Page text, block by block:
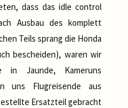
dass das idle control
Ausbau des komplett
Teils sprang die Honda
bescheiden), waren wir
in Jaunde, Kameruns
uns Flugreisende aus
Ersatzteil gebracht